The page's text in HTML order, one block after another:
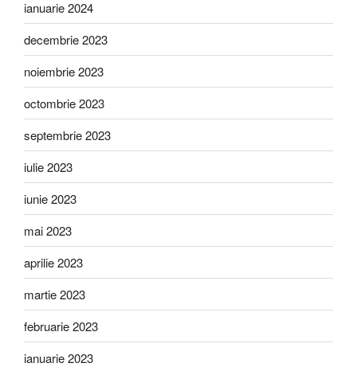
ianuarie 2024
decembrie 2023
noiembrie 2023
octombrie 2023
septembrie 2023
iulie 2023
iunie 2023
mai 2023
aprilie 2023
martie 2023
februarie 2023
ianuarie 2023